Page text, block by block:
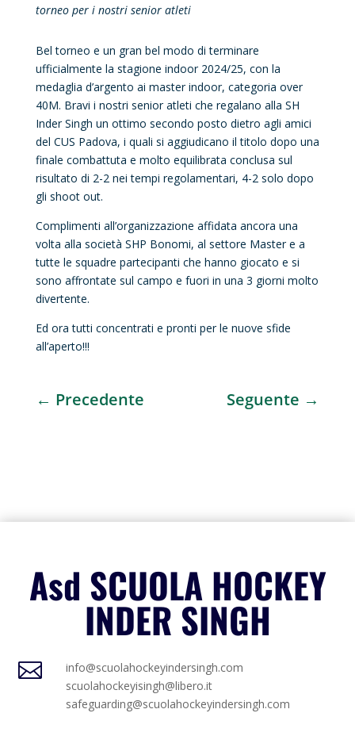
torneo per i nostri senior atleti
Bel torneo e un gran bel modo di terminare
ufficialmente la stagione indoor 2024/25, con la
medaglia d’argento ai master indoor, categoria over
40M. Bravi i nostri senior atleti che regalano alla SH
Inder Singh un ottimo secondo posto dietro agli amici
del CUS Padova, i quali si aggiudicano il titolo dopo una
finale combattuta e molto equilibrata conclusa sul
risultato di 2-2 nei tempi regolamentari, 4-2 solo dopo
gli shoot out.
Complimenti all’organizzazione affidata ancora una
volta alla società SHP Bonomi, al settore Master e a
tutte le squadre partecipanti che hanno giocato e si
sono affrontate sul campo e fuori in una 3 giorni molto
divertente.
Ed ora tutti concentrati e pronti per le nuove sfide
all’aperto!!!
← Precedente Seguente →
Asd SCUOLA HOCKEY
INDER SINGH

info@scuolahockeyindersingh.com
scuolahockeyisingh@libero.it
safeguarding@scuolahockeyindersingh.com